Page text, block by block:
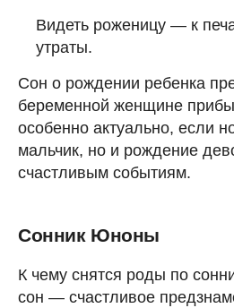
Видеть роженицу — к
утраты.
Сон о рождении ребенка
беременной женщине
особенно актуально, если
мальчик, но и рождение
счастливым событиям.
Сонник Юноны
К чему снятся роды по
сон — счастливое